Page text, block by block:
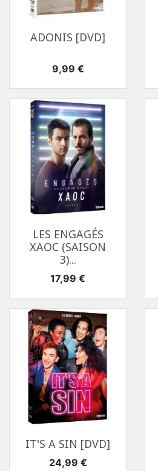
ADONIS [DVD]
Prix
9,99 €
LES ENGAGÉS
XAOC (SAISON
3)...
Prix
17,99 €
IT'S A SIN [DVD]
Prix
24,99 €